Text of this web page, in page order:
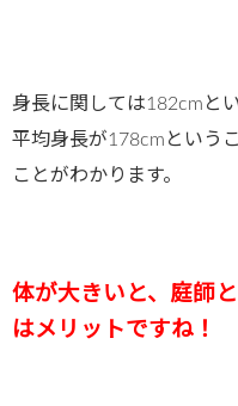
身長に関しては182cmと
平均身長が178cmという
ことがわかります。
体が大きいと、庭師
はメリットですね！